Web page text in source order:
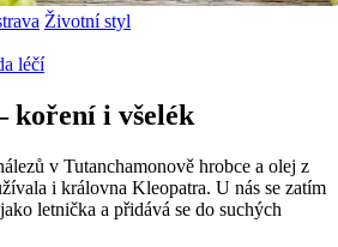
Životní styl
léčí
koření i všelék
v Tutanchamonově hrobce a olej z
i královna Kleopatra. U nás se zatím
letnička a přidává se do suchých